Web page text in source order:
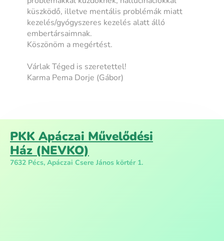
küszködő, illetve mentális problémák miatt
kezelés/gyógyszeres kezelés alatt álló
embertársaimnak.
Köszönöm a megértést.
Várlak Téged is szeretettel!
Karma Pema Dorje (Gábor)
PKK Apáczai Művelődési
Ház (NEVKO)
7632 Pécs, Apáczai Csere János körtér 1.